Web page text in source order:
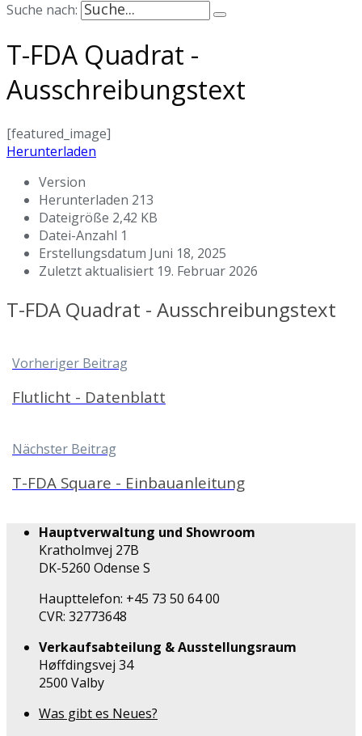
Suche nach:
T-FDA Quadrat -
Ausschreibungstext
[featured_image]
Herunterladen
Version
Herunterladen 213
Dateigröße 2,42 KB
Datei-Anzahl 1
Erstellungsdatum Juni 18, 2025
Zuletzt aktualisiert 19. Februar 2026
T-FDA Quadrat - Ausschreibungstext
Vorheriger Beitrag
Flutlicht - Datenblatt
Nächster Beitrag
T-FDA Square - Einbauanleitung
Hauptverwaltung und Showroom
Kratholmvej 27B
DK-5260 Odense S
Haupttelefon: +45 73 50 64 00
CVR: 32773648
Verkaufsabteilung & Ausstellungsraum
Høffdingsvej 34
2500 Valby
Was gibt es Neues?